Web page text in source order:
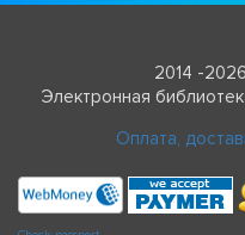
2014 -
Электронная
Оплата,